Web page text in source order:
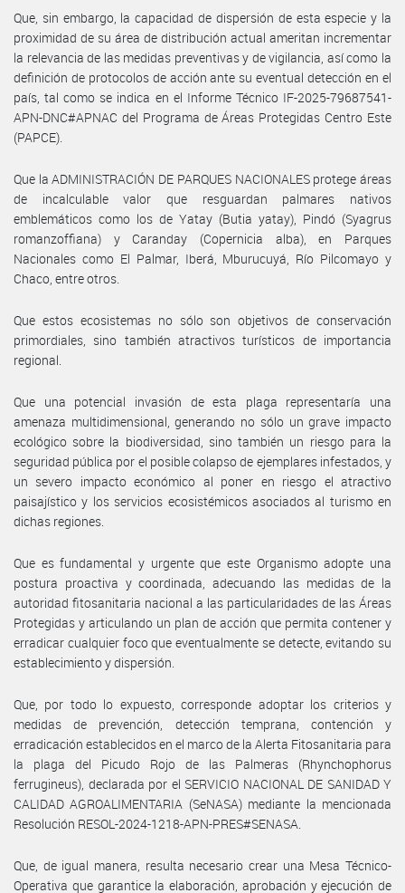
Que, sin embargo, la capacidad de dispersión de esta especie y la
proximidad de su área de distribución actual ameritan incrementar
la relevancia de las medidas preventivas y de vigilancia, así como la
definición de protocolos de acción ante su eventual detección en el
país, tal como se indica en el Informe Técnico IF-2025-79687541-
APN-DNC#APNAC del Programa de Áreas Protegidas Centro Este
(PAPCE).
Que la ADMINISTRACIÓN DE PARQUES NACIONALES protege áreas
de incalculable valor que resguardan palmares nativos
emblemáticos como los de Yatay (Butia yatay), Pindó (Syagrus
romanzoffiana) y Caranday (Copernicia alba), en Parques
Nacionales como El Palmar, Iberá, Mburucuyá, Río Pilcomayo y
Chaco, entre otros.
Que estos ecosistemas no sólo son objetivos de conservación
primordiales, sino también atractivos turísticos de importancia
regional.
Que una potencial invasión de esta plaga representaría una
amenaza multidimensional, generando no sólo un grave impacto
ecológico sobre la biodiversidad, sino también un riesgo para la
seguridad pública por el posible colapso de ejemplares infestados, y
un severo impacto económico al poner en riesgo el atractivo
paisajístico y los servicios ecosistémicos asociados al turismo en
dichas regiones.
Que es fundamental y urgente que este Organismo adopte una
postura proactiva y coordinada, adecuando las medidas de la
autoridad fitosanitaria nacional a las particularidades de las Áreas
Protegidas y articulando un plan de acción que permita contener y
erradicar cualquier foco que eventualmente se detecte, evitando su
establecimiento y dispersión.
Que, por todo lo expuesto, corresponde adoptar los criterios y
medidas de prevención, detección temprana, contención y
erradicación establecidos en el marco de la Alerta Fitosanitaria para
la plaga del Picudo Rojo de las Palmeras (Rhynchophorus
ferrugineus), declarada por el SERVICIO NACIONAL DE SANIDAD Y
CALIDAD AGROALIMENTARIA (SeNASA) mediante la mencionada
Resolución RESOL-2024-1218-APN-PRES#SENASA.
Que, de igual manera, resulta necesario crear una Mesa Técnico-
Operativa que garantice la elaboración, aprobación y ejecución de